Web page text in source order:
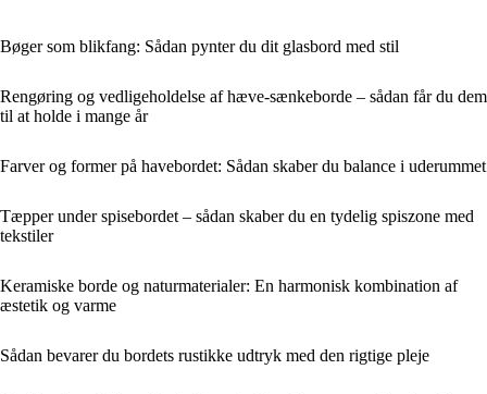
Bøger som blikfang: Sådan pynter du dit glasbord med stil
Rengøring og vedligeholdelse af hæve-sænkeborde – sådan får du dem
til at holde i mange år
Farver og former på havebordet: Sådan skaber du balance i uderummet
Tæpper under spisebordet – sådan skaber du en tydelig spiszone med
tekstiler
Keramiske borde og naturmaterialer: En harmonisk kombination af
æstetik og varme
Sådan bevarer du bordets rustikke udtryk med den rigtige pleje